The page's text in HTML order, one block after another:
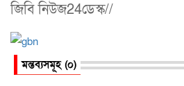
জিবি নিউজ24ডেস্ক//
মন্তব্যসমূহ (০)